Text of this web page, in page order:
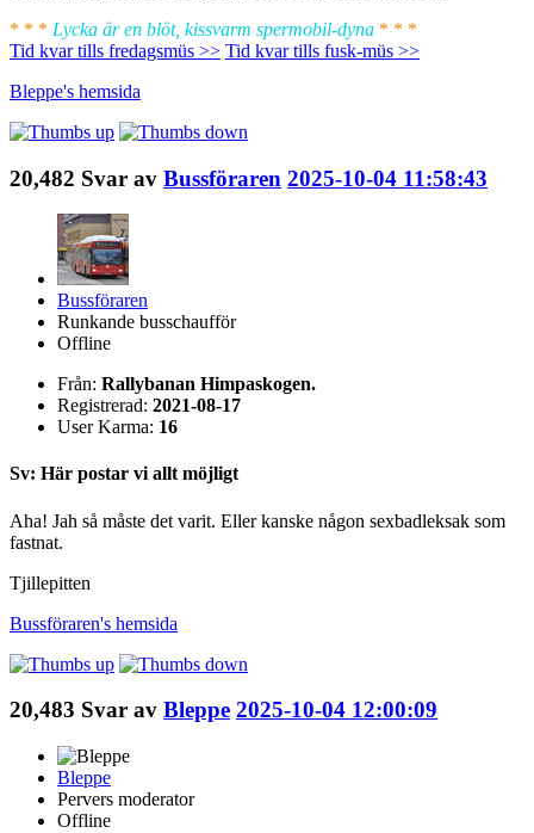
* * * Lycka är en blöt, kissvarm spermobil-dyna * * *
Tid kvar tills fredagsmüs >> Tid kvar tills fusk-müs >>
Bleppe's hemsida
20,482 Svar av Bussföraren 2025-10-04 11:58:43
Bussföraren
Runkande busschaufför
Offline
Från: Rallybanan Himpaskogen.
Registrerad: 2021-08-17
User Karma: 16
Sv: Här postar vi allt möjligt
Aha! Jah så måste det varit. Eller kanske någon sexbadleksak som
fastnat.
Tjillepitten
Bussföraren's hemsida
20,483 Svar av Bleppe 2025-10-04 12:00:09
Bleppe
Pervers moderator
Offline